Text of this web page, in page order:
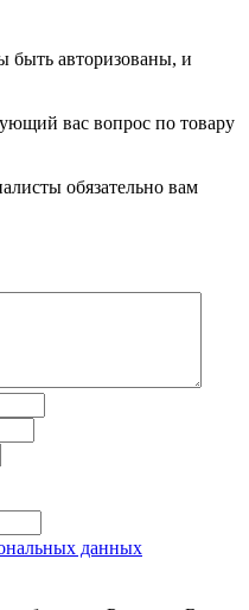
авторизованы, и
вас вопрос по товару
обязательно вам
данных